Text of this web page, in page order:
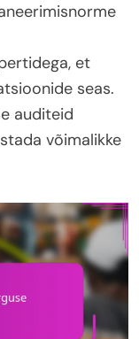
et
seas.
auditeid
võimalikke